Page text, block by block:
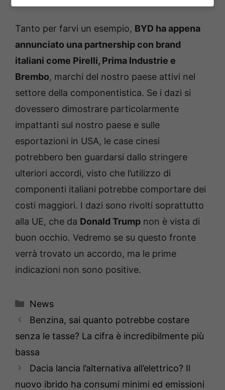
Tanto per farvi un esempio, BYD ha appena
annunciato una partnership con brand
italiani come Pirelli, Prima Industrie e
Brembo, marchi del nostro paese attivi nel
settore della componentistica. Se i dazi si
dovessero dimostrare particolarmente
impattanti sul nostro paese e sulle
esportazioni in USA, le case cinesi
potrebbero ben guardarsi dallo stringere
ulteriori accordi, visto che l’utilizzo di
componenti italiani potrebbe comportare dei
costi maggiori. I dazi sono rivolti soprattutto
alla UE, che da Donald Trump non è vista di
buon occhio. Vedremo se su questo fronte
verrà trovato un accordo, ma le prime
indicazioni non sono positive.
Categorie
News
Benzina, sai quanto potrebbe costare
senza le tasse? La cifra è incredibilmente più
bassa
Dacia lancia l’alternativa all’elettrico? Il
nuovo ibrido ha consumi minimi ed emissioni